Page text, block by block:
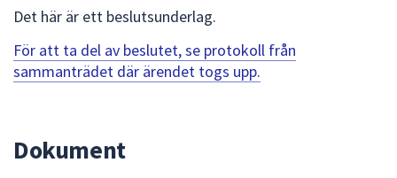
för
att
navigera
Det här är ett beslutsunderlag.
För att ta del av beslutet, se protokoll från
sammanträdet där ärendet togs upp.
Dokument